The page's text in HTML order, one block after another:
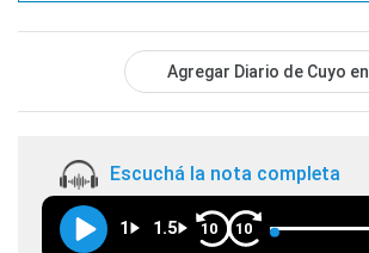
Agregar Diario de Cuyo en
Escuchá la nota completa
1 1.5 10 10